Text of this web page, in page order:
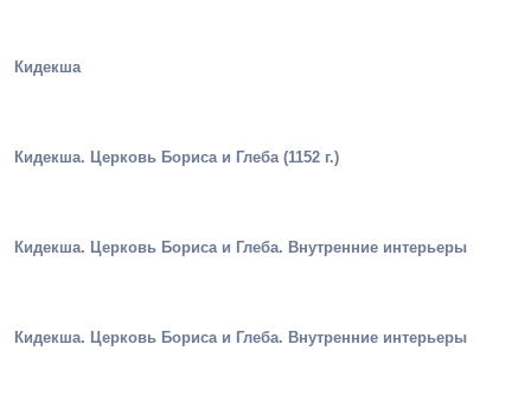
Кидекша
Кидекша. Церковь Бориса и Глеба (1152 г.)
Кидекша. Церковь Бориса и Глеба. Внутренние интерьеры
Кидекша. Церковь Бориса и Глеба. Внутренние интерьеры